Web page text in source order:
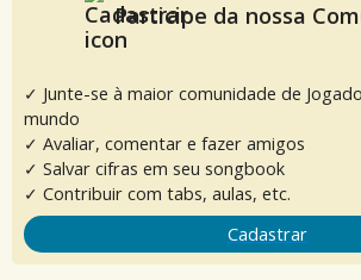
Participe da nossa
✓ Junte-se à maior comunidade de
mundo
✓ Avaliar, comentar e fazer amigos
✓ Salvar cifras em seu songbook
✓ Contribuir com tabs, aulas, etc.
Cadastrar